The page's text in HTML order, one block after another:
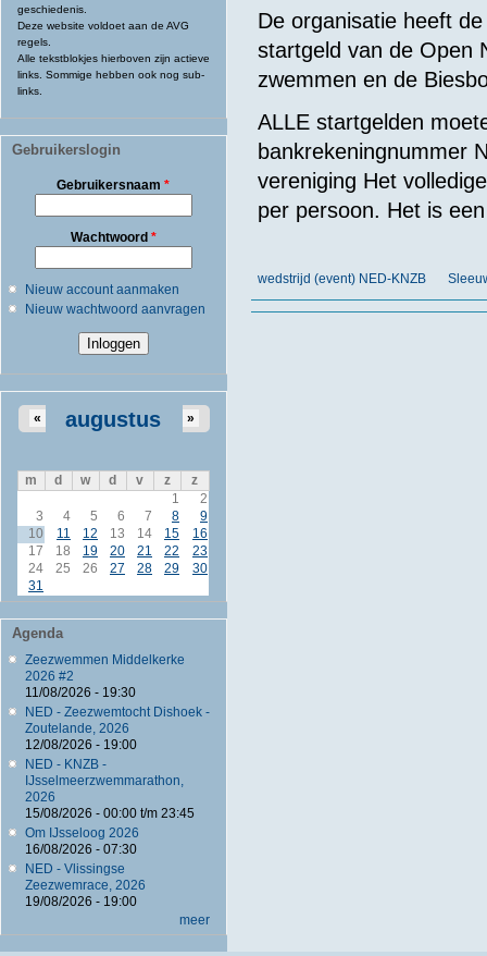
geschiedenis.
Deze website voldoet aan de AVG
regels.
Alle tekstblokjes hierboven zijn actieve
links. Sommige hebben ook nog sub-
links.
Gebruikerslogin
Gebruikersnaam*
Wachtwoord *
Nieuw account aanmaken
Nieuw wachtwoord aanvragen
augustus
« »
m d w d v z
z
1
2
3
4 5 6 7 8
9
10
11 12 13 14 15
16
17
18 19 20 21 22
23
24
25 26 27 28 29
30
31
Agenda
Zeezwemmen Middelkerke
2026 #2
11/08/2026 - 19:30
NED - Zeezwemtocht Dishoek -
Zoutelande, 2026
12/08/2026 - 19:00
NED - KNZB -
IJsselmeerzwemmarathon,
2026
15/08/2026 - 00:00t/m 23:45
Om IJsseloog 2026
16/08/2026 - 07:30
NED - Vlissingse
Zeezwemrace, 2026
19/08/2026 - 19:00
meer
De organisatie heeft
startgeld van de Open
zwemmen en de
ALLE startgelden
bankrekeningnummer
vereniging Het
per persoon. Het is
wedstrijd (event) NED-KNZB